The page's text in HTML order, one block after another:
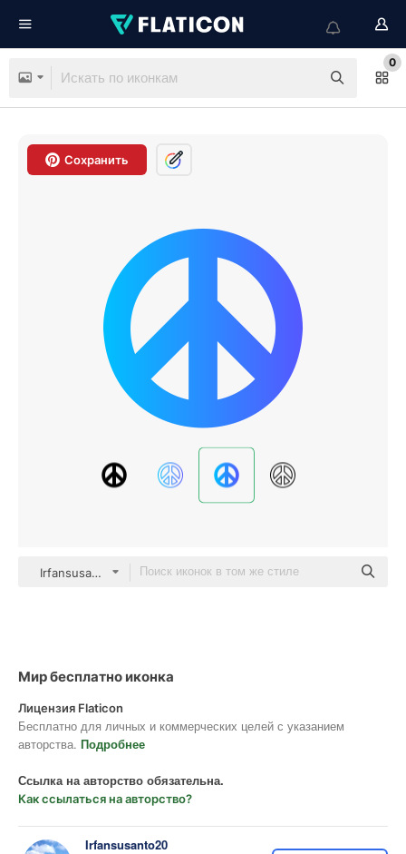
0
Сохранить
Irfansusanto20 gradient fill
Мир бесплатно иконка
Лицензия Flaticon
Бесплатно для личных и коммерческих целей с указанием
авторства. Подробнее
Ссылка на авторство обязательна.
Как ссылаться на авторство?
Irfansusanto20